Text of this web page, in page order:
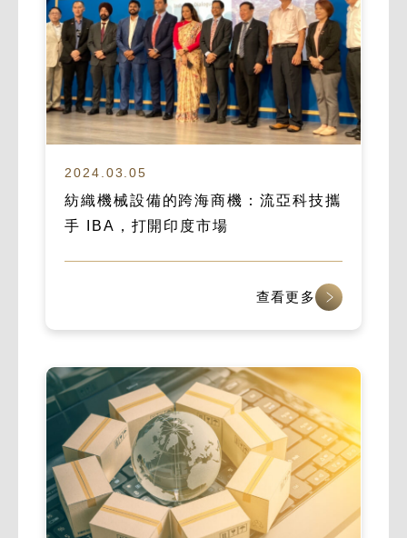
2024.03.05
紡織機械設備的跨海商機：流亞科技攜
手 IBA，打開印度市場
查看更多